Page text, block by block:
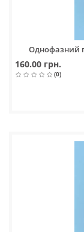
Однофазний
160.00 грн.
(0)